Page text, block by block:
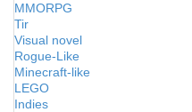
MMORPG
Tir
Visual novel
Rogue-Like
Minecraft-like
LEGO
Indies